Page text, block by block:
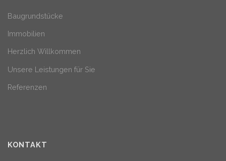
Baugrundstücke
Immobilien
Herzlich Willkommen
Unsere Leistungen für Sie
Referenzen
KONTAKT